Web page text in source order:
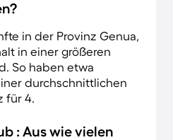
in der Provinz Genua,
in einer größeren
So haben etwa
durchschnittlichen
für 4.
: Aus wie vielen